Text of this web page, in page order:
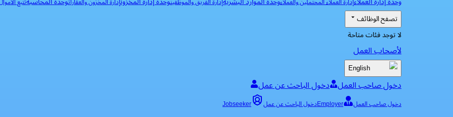
تصفح الوظائف
لا توجد فئات متاحة
لأصحاب العمل
English
دخول صاحب العمل دخول الباحث عن عمل
دخول صاحب العمل Employerدخول الباحث عن عمل Jobseeker